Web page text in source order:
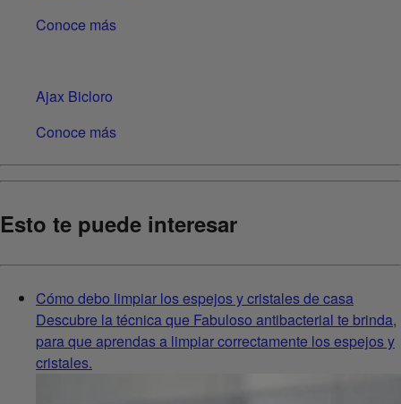
Conoce más
Ajax Bicloro
Conoce más
Esto te puede interesar
Cómo debo limpiar los espejos y cristales de casa
Descubre la técnica que Fabuloso antibacterial te brinda,
para que aprendas a limpiar correctamente los espejos y
cristales.